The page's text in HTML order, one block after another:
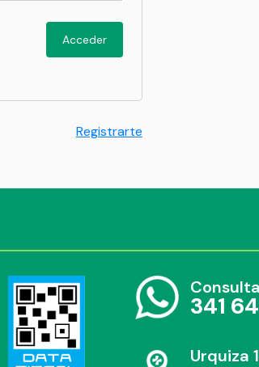
Acceder
Registrarte
341
Urquiza